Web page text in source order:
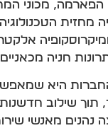
הפארמה, מכוני
מחזית
חניה
החברות היא
נהנים מאנשי